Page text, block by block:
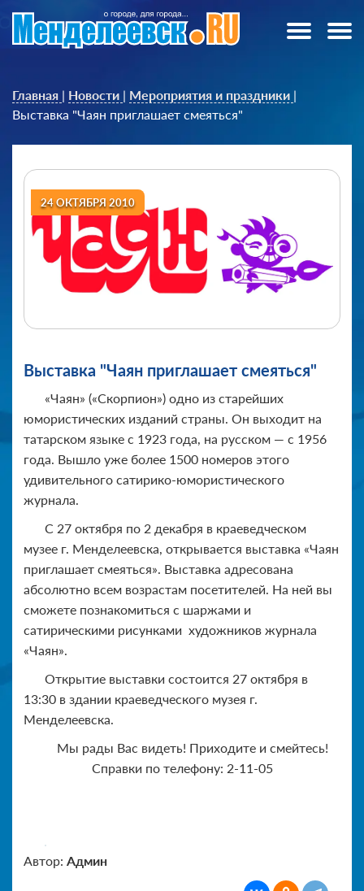
Главная | Новости | Мероприятия и праздники |
Выставка "Чаян приглашает смеяться"
24 ОКТЯБРЯ 2010
Выставка "Чаян приглашает смеяться"
«Чаян» («Скорпион») одно из старейших
юмористических изданий страны. Он выходит на
татарском языке с 1923 года, на русском — с 1956
года. Вышло уже более 1500 номеров этого
удивительного сатирико-юмористического
журнала.
С 27 октября по 2 декабря в краеведческом
музее г. Менделеевска, открывается выставка «Чаян
приглашает смеяться». Выставка адресована
абсолютно всем возрастам посетителей. На ней вы
сможете познакомиться с шаржами и
сатирическими рисунками художников журнала
«Чаян».
Открытие выставки состоится 27 октября в
13:30 в здании краеведческого музея г.
Менделеевска.
Мы рады Вас видеть! Приходите и смейтесь!
Справки по телефону: 2-11-05
Автор: Админ